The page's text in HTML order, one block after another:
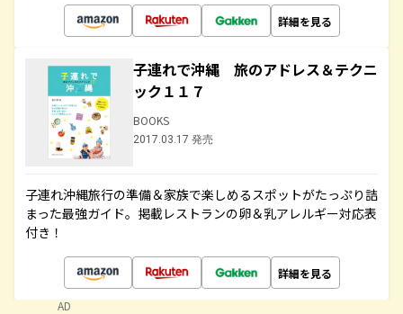
詳細を見る
子連れで沖縄 旅のアドレス＆テクニ
ック１１７
BOOKS
2017.03.17 発売
子連れ沖縄旅行の準備＆家族で楽しめるスポットがたっぷり詰
まった最強ガイド。掲載レストランの卵＆乳アレルギー対応表
付き！
詳細を見る
AD